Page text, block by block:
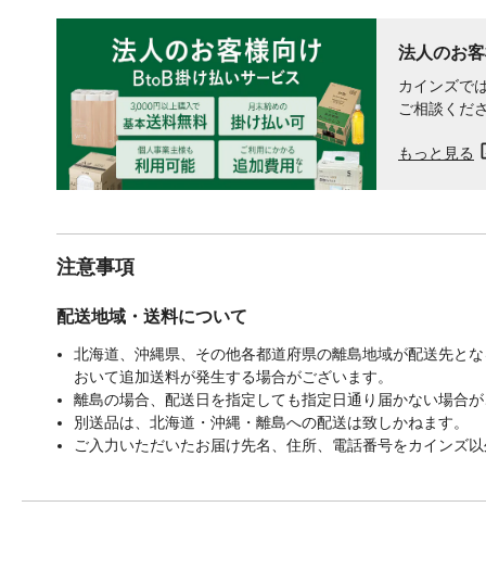
法人のお
カインズで
ご相談くだ
もっと見る
注意事項
配送地域・送料について
北海道、沖縄県、その他各都道府県の離島地域が配送先と
おいて追加送料が発生する場合がございます。
離島の場合、配送日を指定しても指定日通り届かない場合
別送品は、北海道・沖縄・離島への配送は致しかねます。
ご入力いただいたお届け先名、住所、電話番号をカインズ